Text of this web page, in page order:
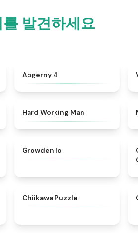
발견하세요
Abgerny 4
Hard Working Man
Growden Io
Chiikawa Puzzle